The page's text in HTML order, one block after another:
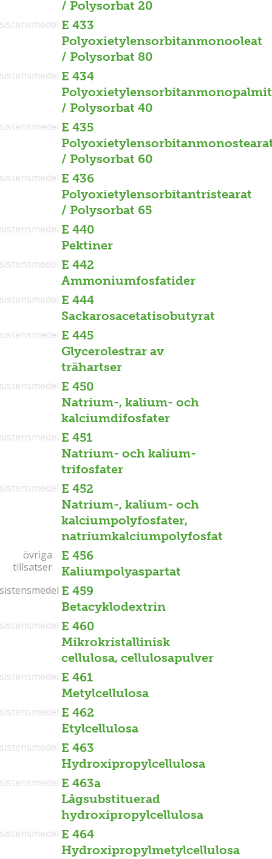
/ Polysorbat 20
E 433
Polyoxietylensorbitanmonooleat
/ Polysorbat 80
E 434
/ Polysorbat 40
E 435
/ Polysorbat 60
E 436
Polyoxietylensorbitantristearat
/ Polysorbat 65
E 440
Pektiner
E 442
Ammoniumfosfatider
E 444
Sackarosacetatisobutyrat
E 445
Glycerolestrar av
trähartser
E 450
Natrium-, kalium- och
kalciumdifosfater
E 451
Natrium- och kalium-
trifosfater
E 452
Natrium-, kalium- och
kalciumpolyfosfater,
natriumkalciumpolyfosfat
E 456
Kaliumpolyaspartat
övriga
tillsatser
övriga
tillsatser
E 459
Betacyklodextrin
E 460
Mikrokristallinisk
cellulosa, cellulosapulver
E 461
Metylcellulosa
E 462
Etylcellulosa
E 463
Hydroxipropylcellulosa
E 463a
Lågsubstituerad
hydroxipropylcellulosa
E 464
Hydroxipropylmetylcellulosa